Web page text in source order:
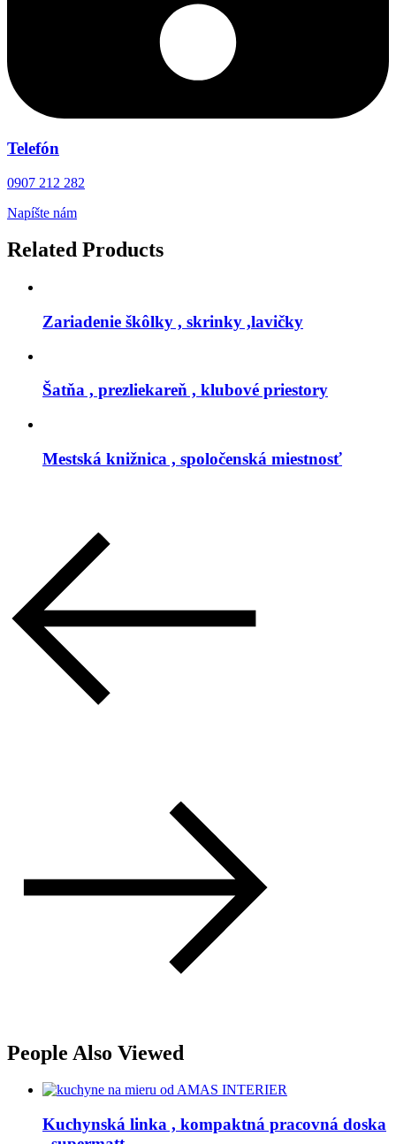
Telefón
0907 212 282
Napíšte nám
Related Products
Zariadenie škôlky , skrinky ,lavičky
Šatňa , prezliekareň , klubové priestory
Mestská knižnica , spoločenská miestnosť
People Also Viewed
Kuchynská linka , kompaktná pracovná doska